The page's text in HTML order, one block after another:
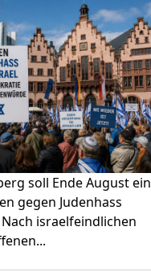
soll Ende August ein
gegen Judenhass
israelfeindlichen